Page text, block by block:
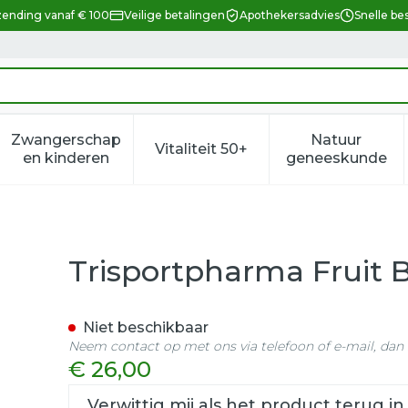
vanaf € 100 Veilige betalingen Apothekersadvies Snelle
verzorging en hygiëne categorie
voor Dieet, voeding en vitamines categorie
Zwangerschap
en kinderenToon submenu voor Zwangerschap en
Vitaliteit 50+Toon submenu voor
Natuur
geneeskunde
Toon
15x25g
Trisportpharma Fruit
€ 26,00
Niet beschikbaar
Neem contact op met ons via telefoon of e-mail,